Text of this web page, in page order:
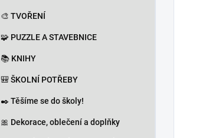
🎨 TVOŘENÍ
🧩 PUZZLE A STAVEBNICE
📚 KNIHY
🎒 ŠKOLNÍ POTŘEBY
✒️ Těšíme se do školy!
🎀 Dekorace, oblečení a doplňky